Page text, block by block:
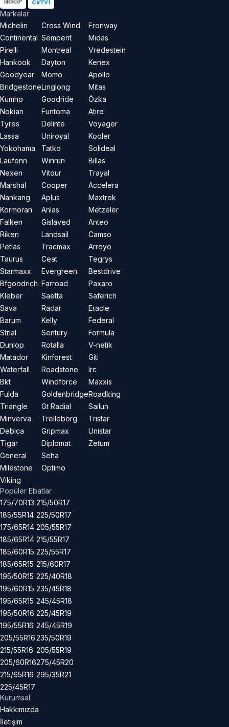
Markalar
Michelin
Continental
Pirelli
Hankook
Goodyear
Bridgestone
Kumho
Nokian
Tyres
Lassa
Yokohama
Laufenn
Nexen
Marshal
Nankang
Kormoran
Falken
Riken
Petlas
Taurus
Starmaxx
Bfgoodrich
Kleber
Sava
Barum
Strial
Dunlop
Matador
Waterfall
Bkt
Fulda
Triangle
Minverva
Debica
Tigar
General
Milestone
Viking
Cross Wind
Semperit
Montreal
Dayton
Momo
Linglong
Goodride
Funtoma
Delinte
Uniroyal
Tatko
Winrun
Vitour
Cooper
Aplus
Anlas
Gislaved
Landsail
Tracmax
Ceat
Evergreen
Farroad
Saetta
Radar
Kelly
Sentury
Rotalla
Kinforest
Roadstone
Windforce
Goldenbridge
Gt Radial
Trelleborg
Gripmax
Diplomat
Seha
Optimo
Fronway
Midas
Vredestein
Kenex
Apollo
Mitas
Özka
Atire
Voyager
Kooler
Solideal
Billas
Trayal
Accelera
Maxtrek
Metzeler
Anteo
Camso
Arroyo
Tegrys
Bestdrive
Paxaro
Saferich
Eracle
Federal
Formula
V-netik
Giti
Irc
Maxxis
Roadking
Sailun
Tristar
Unistar
Zetum
Popüler Ebatlar
175/70R13
185/55R14
175/65R14
185/65R14
185/60R15
185/65R15
195/50R15
195/60R15
195/65R15
195/50R16
195/55R16
205/55R16
215/55R16
205/60R16
215/65R16
225/45R17
215/50R17
225/50R17
205/55R17
215/55R17
225/55R17
215/60R17
225/40R18
235/45R18
245/45R18
225/45R19
245/45R19
235/50R19
205/55R19
275/45R20
295/35R21
Kurumsal
Hakkımızda
İletişim